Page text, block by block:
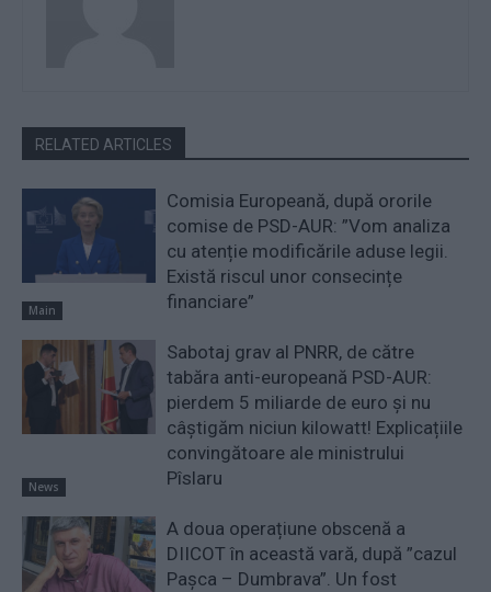
RELATED ARTICLES
Main
Comisia Europeană, după ororile
comise de PSD-AUR: ”Vom analiza
cu atenție modificările aduse legii.
Există riscul unor consecințe
financiare”
News
Sabotaj grav al PNRR, de către
tabăra anti-europeană PSD-AUR:
pierdem 5 miliarde de euro și nu
câștigăm niciun kilowatt! Explicațiile
convingătoare ale ministrului
Pîslaru
A doua operațiune obscenă a
DIICOT în această vară, după ”cazul
Pașca – Dumbrava”. Un fost